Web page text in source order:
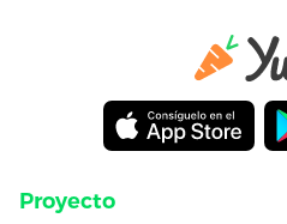
Proyecto